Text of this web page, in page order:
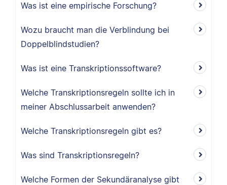
Was ist eine empirische Forschung?
Wozu braucht man die Verblindung bei
Doppelblindstudien?
Was ist eine Transkriptionssoftware?
Welche Transkriptionsregeln sollte ich in
meiner Abschlussarbeit anwenden?
Welche Transkriptionsregeln gibt es?
Was sind Transkriptionsregeln?
Welche Formen der Sekundäranalyse gibt